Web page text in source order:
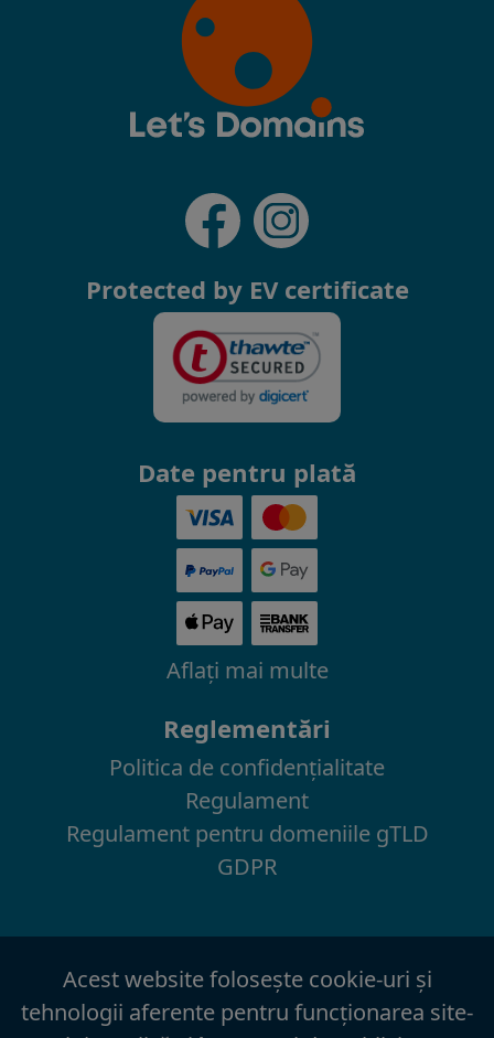
Protected by EV certificate
Date pentru plată
Aflaţi mai multe
Reglementări
Politica de confidenţialitate
Regulament
Regulament pentru domeniile gTLD
GDPR
Acest website foloseşte cookie-uri şi
tehnologii aferente pentru funcţionarea site-